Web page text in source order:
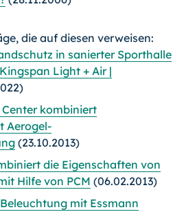
die auf diesen verweisen:
in sanierter Sporthalle
Light + Air |
kombiniert
Aerogel-
(23.10.2013)
die Eigenschaften von
Hilfe von PCM (06.02.2013)
mit Essmann